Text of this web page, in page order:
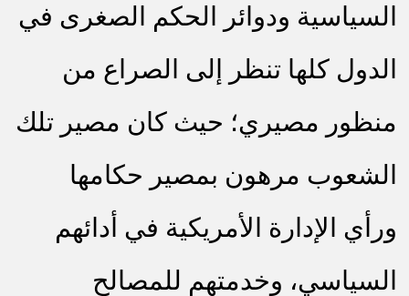
السياسية ودوائر الحكم الصغرى في
الدول كلها تنظر إلى الصراع من
منظور مصيري؛ حيث كان مصير تلك
الشعوب مرهون بمصير حكامها
ورأي الإدارة الأمريكية في أدائهم
السياسي، وخدمتهم للمصالح